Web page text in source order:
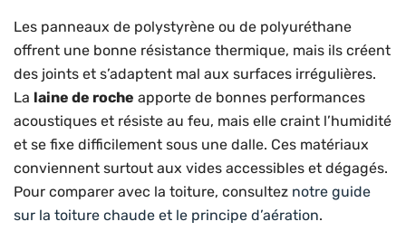
Les panneaux de polystyrène ou de polyuréthane
offrent une bonne résistance thermique, mais ils créent
des joints et s’adaptent mal aux surfaces irrégulières.
La laine de roche apporte de bonnes performances
acoustiques et résiste au feu, mais elle craint l’humidité
et se fixe difficilement sous une dalle. Ces matériaux
conviennent surtout aux vides accessibles et dégagés.
Pour comparer avec la toiture, consultez notre guide
sur la toiture chaude et le principe d’aération.